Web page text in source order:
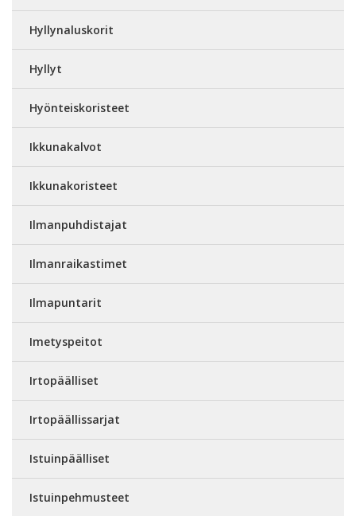
Hyllynaluskorit
Hyllyt
Hyönteiskoristeet
Ikkunakalvot
Ikkunakoristeet
Ilmanpuhdistajat
Ilmanraikastimet
Ilmapuntarit
Imetyspeitot
Irtopäälliset
Irtopäällissarjat
Istuinpäälliset
Istuinpehmusteet